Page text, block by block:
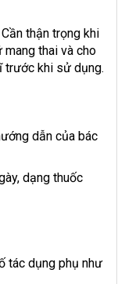
thận trọng khi
thai và cho
trước khi sử dụng.
dẫn của bác
dạng thuốc
tác dụng phụ như